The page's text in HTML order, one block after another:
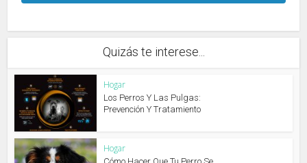
Quizás te interese...
Hogar
Los Perros Y Las Pulgas:
Prevención Y Tratamiento
Hogar